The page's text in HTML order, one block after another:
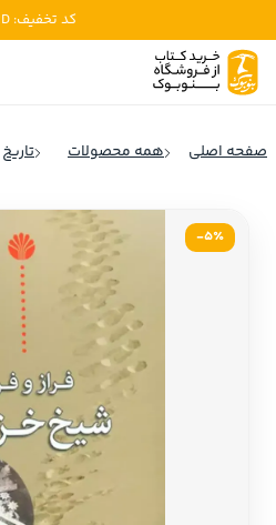
کد تخفیف: MRD
ادبیات
تاریخ و سیاست
ادبیات
ادبیات
ادبیات
ادبیات
ادبیات
ادبیات
ادبیات
ادبیات
صفحه اصلی همه محصولات تاریخ
5٪-